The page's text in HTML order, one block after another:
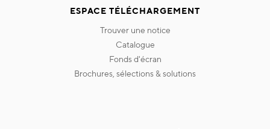
ESPACE TÉLÉCHARGEMENT
trouver une notice
catalogue
fonds d'écran
brochures, sélections & solutions